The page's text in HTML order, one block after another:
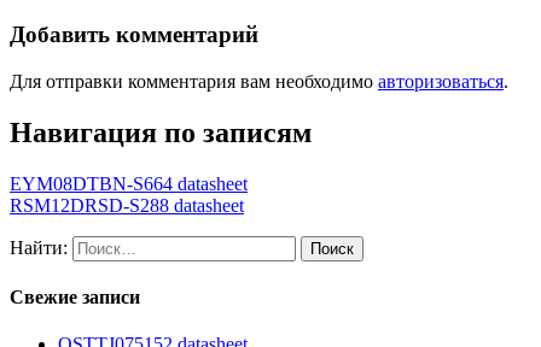
Добавить комментарий
Для отправки комментария вам необходимо авторизоваться.
Навигация по записям
EYM08DTBN-S664 datasheet
RSM12DRSD-S288 datasheet
Найти:
Свежие записи